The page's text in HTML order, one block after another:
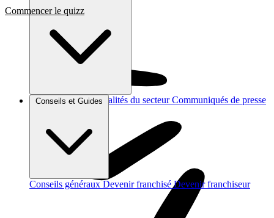
Brèves et actus Actualités du secteur Communiqués de presse
Conseils et Guides
Conseils généraux Devenir franchisé Devenir franchiseur
Commencer le quizz